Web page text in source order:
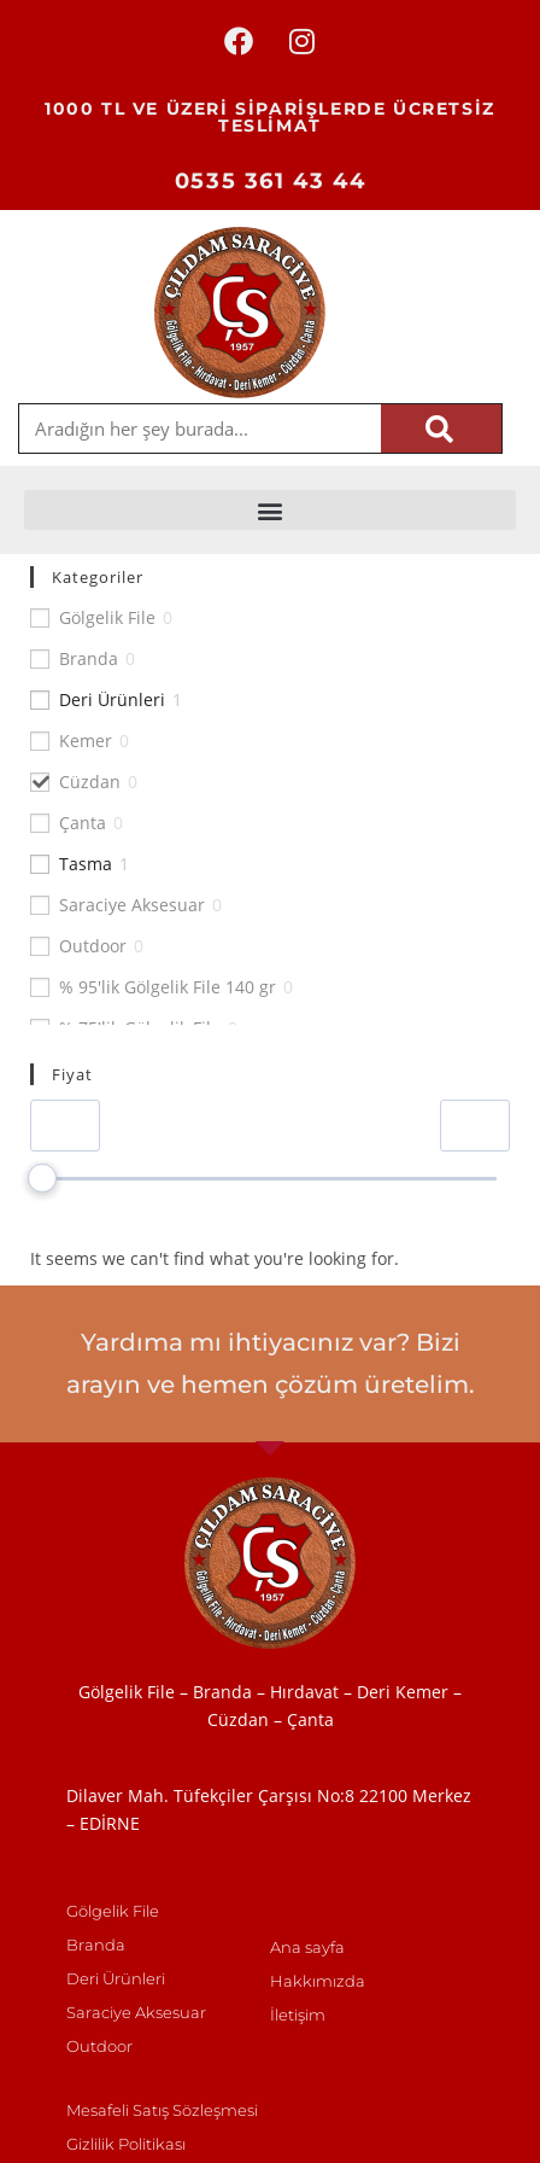
1000 TL VE ÜZERİ SİPARİŞLERDE ÜCRETSİZ
TESLİMAT
0535 361 43 44
Kategoriler
Gölgelik File 0
Branda 0
Deri Ürünleri 1
Kemer 0
Cüzdan 0
Çanta 0
Tasma 1
Saraciye Aksesuar 0
Outdoor 0
% 95'lik Gölgelik File 140 gr 0
% 75'lik Gölgelik File
0
% 55'lik Gölgelik File
Ebatlı Çadır Branda
Deri Bay Cüzdan 0
Deri Bayan Cüzdan 0
Deri Kartlık 0
% 95’lik Gölgelik File 180 gr 0
Fiyat
It seems we can't find what you're looking for.
Yardıma mı ihtiyacınız var? Bizi
arayın ve hemen çözüm üretelim.
Gölgelik File – Branda – Hırdavat – Deri Kemer –
Cüzdan – Çanta
Dilaver Mah. Tüfekçiler Çarşısı No:8 22100 Merkez
– EDİRNE
Gölgelik File
Branda
Deri Ürünleri
Saraciye Aksesuar
Outdoor
Ana sayfa
Hakkımızda
İletişim
Mesafeli Satış Sözleşmesi
Gizlilik Politikası